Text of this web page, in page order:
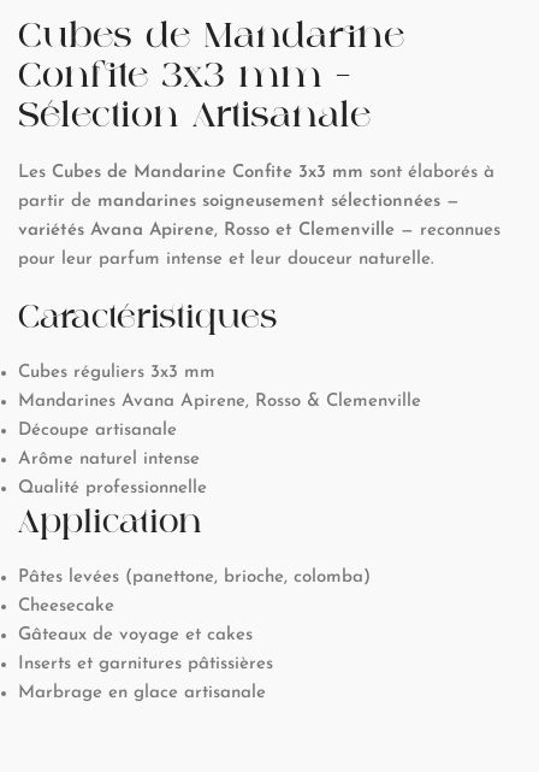
Cubes de Mandarine
Confite 3x3 mm –
Sélection Artisanale
Les Cubes de Mandarine Confite 3x3 mm sont élaborés à
partir de mandarines soigneusement sélectionnées —
variétés Avana Apirene, Rosso et Clemenville — reconnues
pour leur parfum intense et leur douceur naturelle.
Caractéristiques
Cubes réguliers 3x3 mm
Mandarines Avana Apirene, Rosso & Clemenville
Découpe artisanale
Arôme naturel intense
Qualité professionnelle
Application
Pâtes levées (panettone, brioche, colomba)
Cheesecake
Gâteaux de voyage et cakes
Inserts et garnitures pâtissières
Marbrage en glace artisanale